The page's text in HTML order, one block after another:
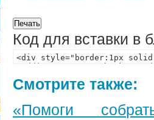
Код для вставки в
Смотрите также:
«Помоги